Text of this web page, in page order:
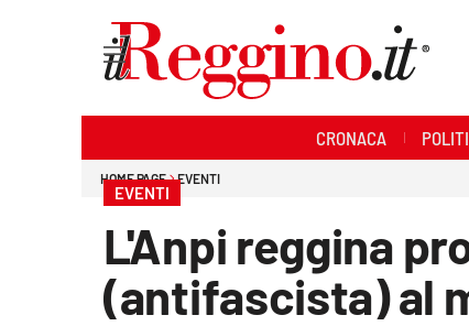
CRONACA
HOME PAGE EVENTI
EVENTI
L'Anpi reggina
(antifascista) al